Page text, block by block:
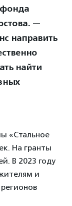
—
направить
найти
«Стальное
На гранты
В 2023 году
и